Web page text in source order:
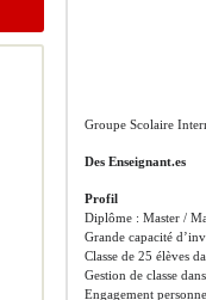
Groupe Scolaire
Des Enseignant.es
Profil
Diplôme : Master /
Grande capacité
Classe de 25 élèves
Gestion de classe
Engagement